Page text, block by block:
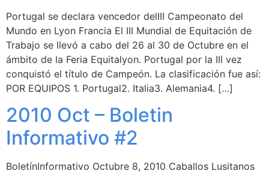
Portugal se declara vencedor delIII Campeonato del
Mundo en Lyon Francia El III Mundial de Equitación de
Trabajo se llevó a cabo del 26 al 30 de Octubre en el
ámbito de la Feria Equitalyon. Portugal por la III vez
conquistó el título de Campeón. La clasificación fue así:
POR EQUIPOS 1. Portugal2. Italia3. Alemania4. […]
2010 Oct – Boletin
Informativo #2
BoletínInformativo Octubre 8, 2010 Caballos Lusitanos